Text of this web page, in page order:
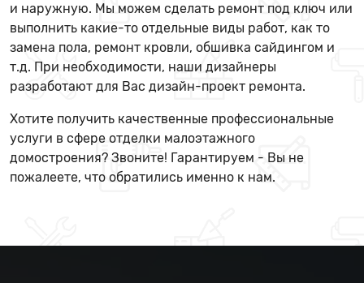
и наружную. Мы можем сделать ремонт под ключ или
выполнить какие-то отдельные виды работ, как то
замена пола, ремонт кровли, обшивка сайдингом и
т.д. При необходимости, наши дизайнеры
разработают для Вас дизайн-проект ремонта.
Хотите получить качественные профессиональные
услуги в сфере отделки малоэтажного
домостроения? Звоните! Гарантируем - Вы не
пожалеете, что обратились именно к нам.